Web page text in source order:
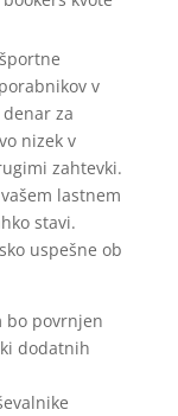
v
za
nizek v
zahtevki.
lastnem
stavi.
uspešne ob
bo povrnjen
dodatnih